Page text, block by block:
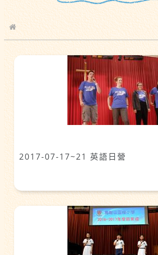
校園相簿
2017-07-17~21 英語日營